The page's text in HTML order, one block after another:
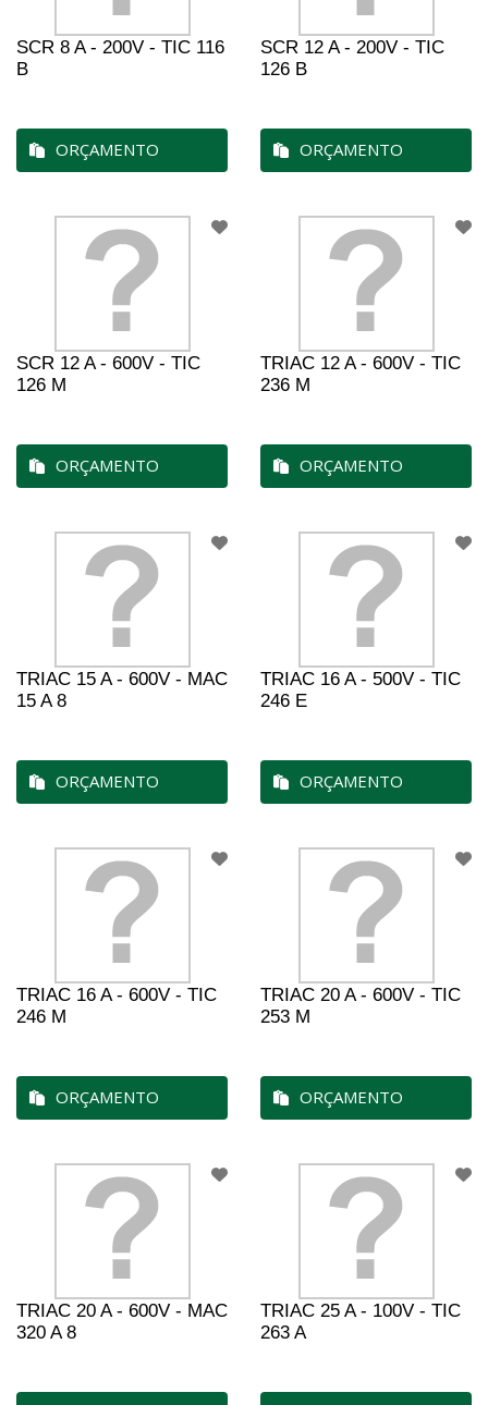
SCR 8 A - 200V - TIC 116
B
ORÇAMENTO
SCR 12 A - 200V - TIC
126 B
ORÇAMENTO
SCR 12 A - 600V - TIC
126 M
ORÇAMENTO
TRIAC 12 A - 600V - TIC
236 M
ORÇAMENTO
TRIAC 15 A - 600V - MAC
15 A 8
ORÇAMENTO
TRIAC 16 A - 500V - TIC
246 E
ORÇAMENTO
TRIAC 16 A - 600V - TIC
246 M
ORÇAMENTO
TRIAC 20 A - 600V - TIC
253 M
ORÇAMENTO
TRIAC 20 A - 600V - MAC
320 A 8
TRIAC 25 A - 100V - TIC
263 A